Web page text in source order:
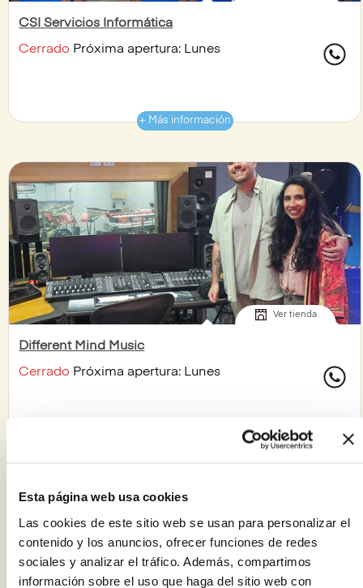
Esta página web usa cookies
Las cookies de este sitio web se usan para personalizar el
contenido y los anuncios, ofrecer funciones de redes
sociales y analizar el tráfico. Además, compartimos
información sobre el uso que haga del sitio web con
CSI Servicios Informática
Cerrado Próxima apertura: Lunes
+ Más información
Ver tienda
Different Mind Music
Cerrado Próxima apertura: Lunes